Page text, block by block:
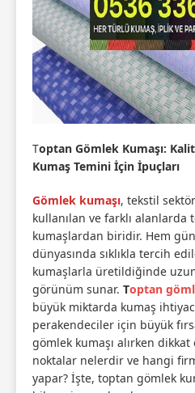
Toptan Gömlek Kumaşı:
Kumaş Temini İçin İpuçları
Gömlek kumaşı, tekstil
kullanılan ve farklı alanlarda
kumaşlardan biridir. Hem
dünyasında sıklıkla tercih
kumaşlarla üretildiğinde
görünüm sunar. Toptan
büyük miktarda kumaş
perakendeciler için büyük
gömlek kumaşı alırken
noktalar nelerdir ve hangi
yapar? İşte, toptan gömlek